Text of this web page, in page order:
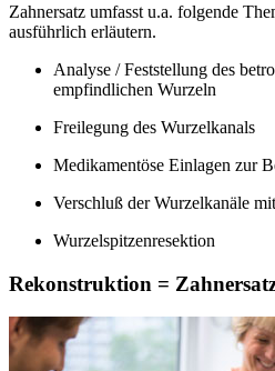
Zahnersatz umfasst u.a. folgende
ausführlich erläutern.
Analyse / Feststellung des
empfindlichen Wurzeln
Freilegung des Wurzelkanals
Medikamentöse Einlagen zur
Verschluß der Wurzelkanäle
Wurzelspitzenresektion
Rekonstruktion =